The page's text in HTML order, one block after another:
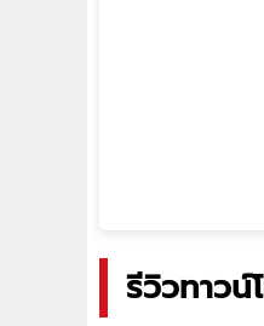
รีวิวทาว